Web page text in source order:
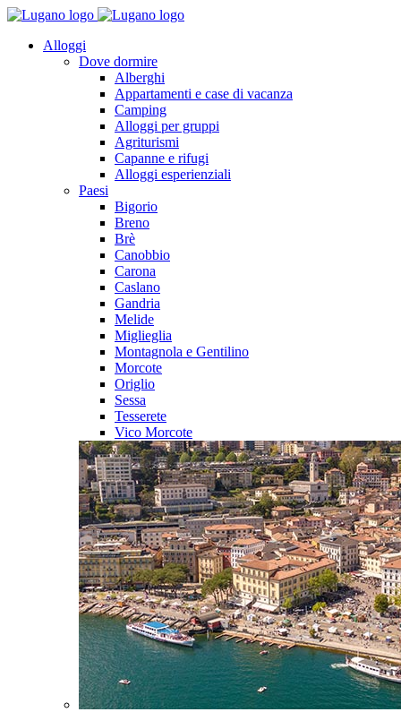
Alloggi
Dove dormire
Alberghi
Appartamenti e case di vacanza
Camping
Alloggi per gruppi
Agriturismi
Capanne e rifugi
Alloggi esperienziali
Paesi
Bigorio
Breno
Brè
Canobbio
Carona
Caslano
Gandria
Melide
Miglieglia
Montagnola e Gentilino
Morcote
Origlio
Sessa
Tesserete
Vico Morcote